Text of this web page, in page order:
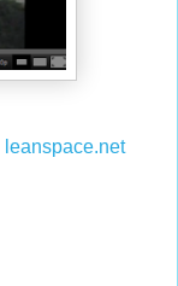
leanspace.net